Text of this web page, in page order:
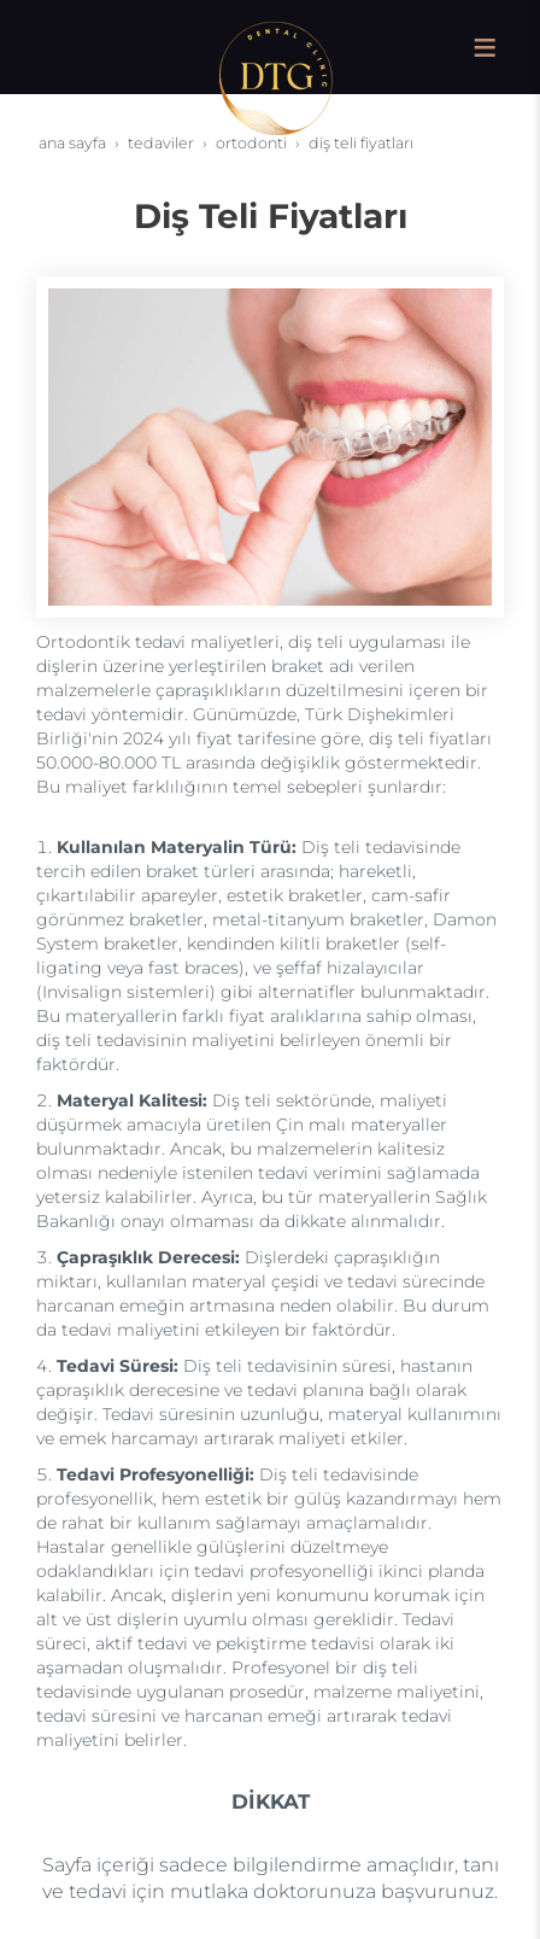
ana sayfa tedaviler ortodonti diş teli fiyatları
Diş Teli Fiyatları
Ortodontik tedavi maliyetleri, diş teli uygulaması ile
dişlerin üzerine yerleştirilen braket adı verilen
malzemelerle çapraşıklıkların düzeltilmesini içeren bir
tedavi yöntemidir. Günümüzde, Türk Dişhekimleri
Birliği'nin 2024 yılı fiyat tarifesine göre, diş teli fiyatları
50.000-80.000 TL arasında değişiklik göstermektedir.
Bu maliyet farklılığının temel sebepleri şunlardır:
Kullanılan Materyalin Türü: Diş teli tedavisinde
tercih edilen braket türleri arasında; hareketli,
çıkartılabilir apareyler, estetik braketler, cam-safir
görünmez braketler, metal-titanyum braketler, Damon
System braketler, kendinden kilitli braketler (self-
ligating veya fast braces), ve şeffaf hizalayıcılar
(Invisalign sistemleri) gibi alternatifler bulunmaktadır.
Bu materyallerin farklı fiyat aralıklarına sahip olması,
diş teli tedavisinin maliyetini belirleyen önemli bir
faktördür.
Materyal Kalitesi: Diş teli sektöründe, maliyeti
düşürmek amacıyla üretilen Çin malı materyaller
bulunmaktadır. Ancak, bu malzemelerin kalitesiz
olması nedeniyle istenilen tedavi verimini sağlamada
yetersiz kalabilirler. Ayrıca, bu tür materyallerin Sağlık
Bakanlığı onayı olmaması da dikkate alınmalıdır.
Çapraşıklık Derecesi: Dişlerdeki çapraşıklığın
miktarı, kullanılan materyal çeşidi ve tedavi sürecinde
harcanan emeğin artmasına neden olabilir. Bu durum
da tedavi maliyetini etkileyen bir faktördür.
Tedavi Süresi: Diş teli tedavisinin süresi, hastanın
çapraşıklık derecesine ve tedavi planına bağlı olarak
değişir. Tedavi süresinin uzunluğu, materyal kullanımını
ve emek harcamayı artırarak maliyeti etkiler.
Tedavi Profesyonelliği: Diş teli tedavisinde
profesyonellik, hem estetik bir gülüş kazandırmayı hem
de rahat bir kullanım sağlamayı amaçlamalıdır.
Hastalar genellikle gülüşlerini düzeltmeye
odaklandıkları için tedavi profesyonelliği ikinci planda
kalabilir. Ancak, dişlerin yeni konumunu korumak için
alt ve üst dişlerin uyumlu olması gereklidir. Tedavi
süreci, aktif tedavi ve pekiştirme tedavisi olarak iki
aşamadan oluşmalıdır. Profesyonel bir diş teli
tedavisinde uygulanan prosedür, malzeme maliyetini,
tedavi süresini ve harcanan emeği artırarak tedavi
maliyetini belirler.
DİKKAT
Sayfa içeriği sadece bilgilendirme amaçlıdır, tanı
ve tedavi için mutlaka doktorunuza başvurunuz.